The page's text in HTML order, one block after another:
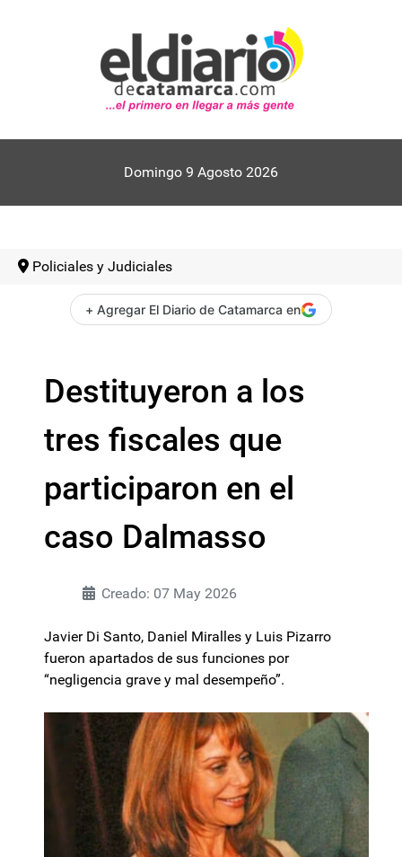
Domingo 9 Agosto 2026
Policiales y Judiciales
+ Agregar El Diario de Catamarca en
Destituyeron a los
tres fiscales que
participaron en el
caso Dalmasso
Creado: 07 May 2026
Javier Di Santo, Daniel Miralles y Luis Pizarro
fueron apartados de sus funciones por
“negligencia grave y mal desempeño”.